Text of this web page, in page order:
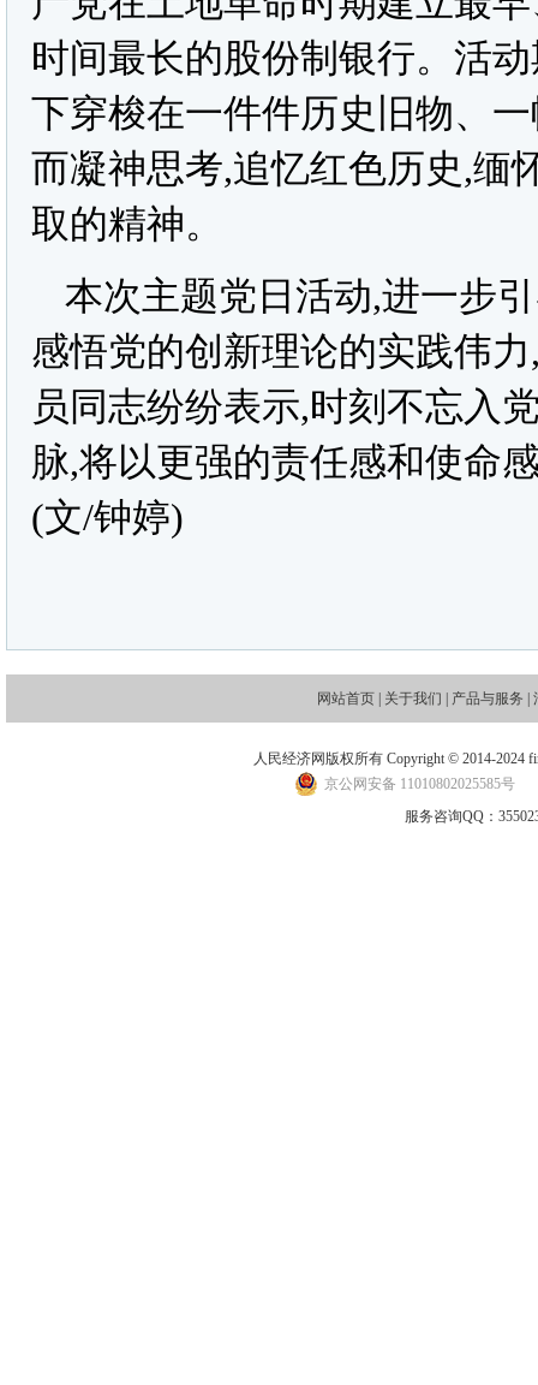
时间最长的股份制银行。活
下穿梭在一件件历史旧物、
而凝神思考,追忆红色历史,缅
取的精神。
本次主题党日活动,进一步
感悟党的创新理论的实践伟
员同志纷纷表示,时刻不忘入
脉,将以更强的责任感和使命
(文/钟婷)
网站首页 关于我们 产品与服务
人民经济网版权所有 Copyright © 2014-2024
京公网安备 11010802025585号
服务咨询QQ：